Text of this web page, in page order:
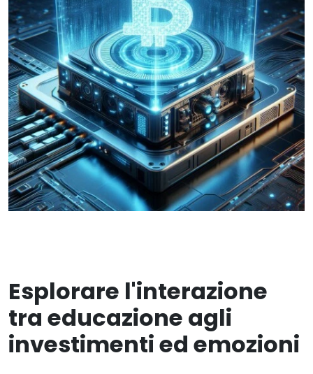
Esplorare l'interazione
tra educazione agli
investimenti ed emozioni